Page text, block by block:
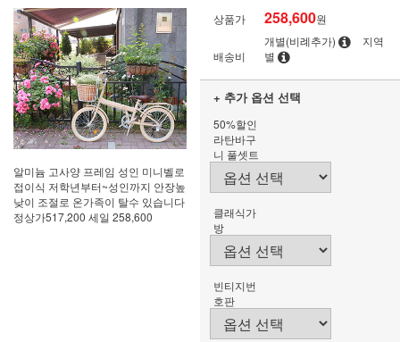
알미늄 고사양 프레임 성인 미니벨로
접이식 저학년부터~성인까지 안장높
낮이 조절로 온가족이 탈수 있습니다
정상가517,200 세일 258,600
상품가 258,600원
배송비
개별(비례추가)
지역
별
+ 추가 옵션 선택
50%할인
라탄바구
니 풀셋트
클래식가
방
빈티지번
호판